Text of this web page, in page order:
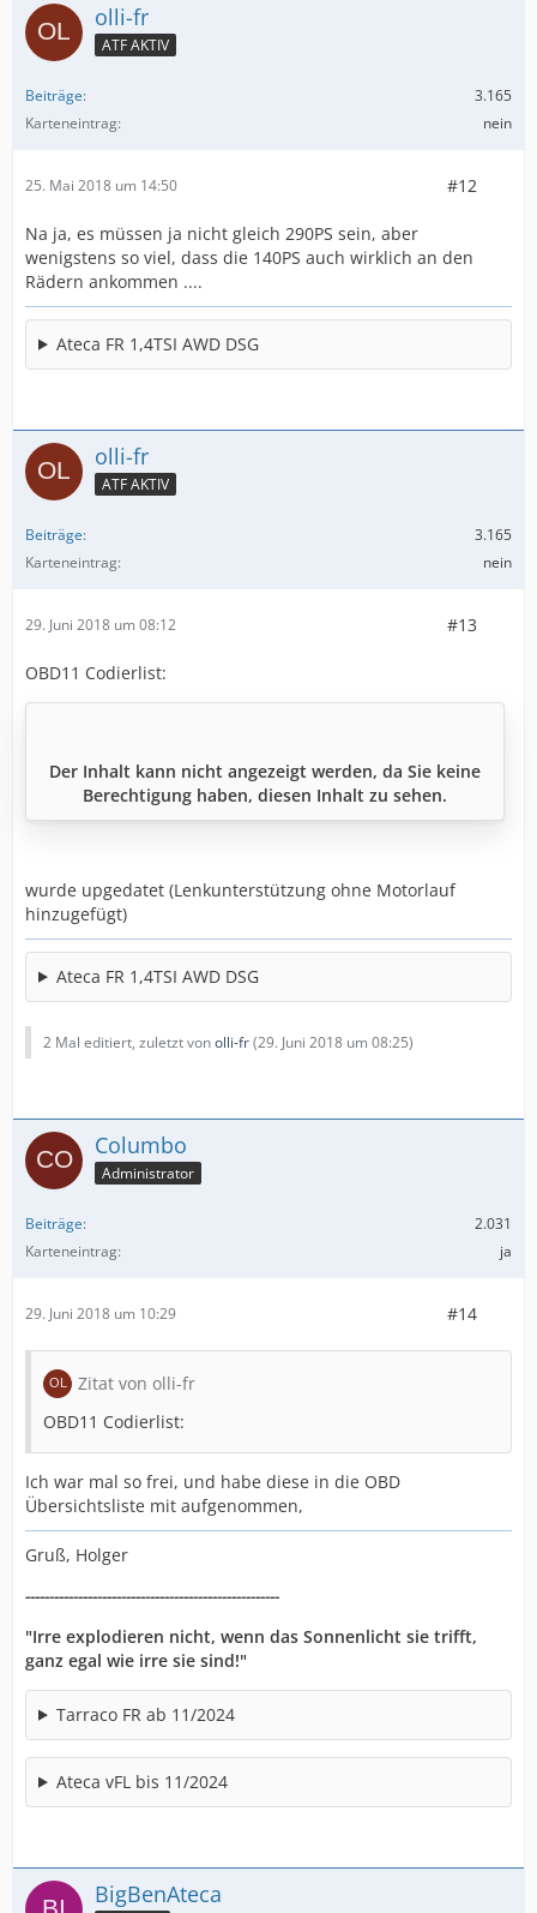
olli-fr
ATF AKTIV
Beiträge
3.165
Karteneintrag
nein
25. Mai 2018 um 14:50 #12
Na ja, es müssen ja nicht gleich 290PS sein, aber
wenigstens so viel, dass die 140PS auch wirklich an den
Rädern ankommen ....
Ateca FR 1,4TSI AWD DSG
olli-fr
ATF AKTIV
Beiträge
3.165
Karteneintrag
nein
29. Juni 2018 um 08:12 #13
OBD11 Codierlist:
Der Inhalt kann nicht angezeigt werden, da Sie keine
Berechtigung haben, diesen Inhalt zu sehen.
wurde upgedatet (Lenkunterstützung ohne Motorlauf
hinzugefügt)
Ateca FR 1,4TSI AWD DSG
2 Mal editiert, zuletzt vonolli-fr(29. Juni 2018 um 08:25)
Columbo
Administrator
Beiträge
2.031
Karteneintrag
ja
29. Juni 2018 um 10:29 #14
Zitat von olli-fr
OBD11 Codierlist:
Ich war mal so frei, und habe diese in die OBD
Übersichtsliste mit aufgenommen,
Gruß, Holger
-----------------------------------------------------
"Irre explodieren nicht, wenn das Sonnenlicht sie trifft,
ganz egal wie irre sie sind!"
Tarraco FR ab 11/2024
Ateca vFL bis 11/2024
BigBenAteca